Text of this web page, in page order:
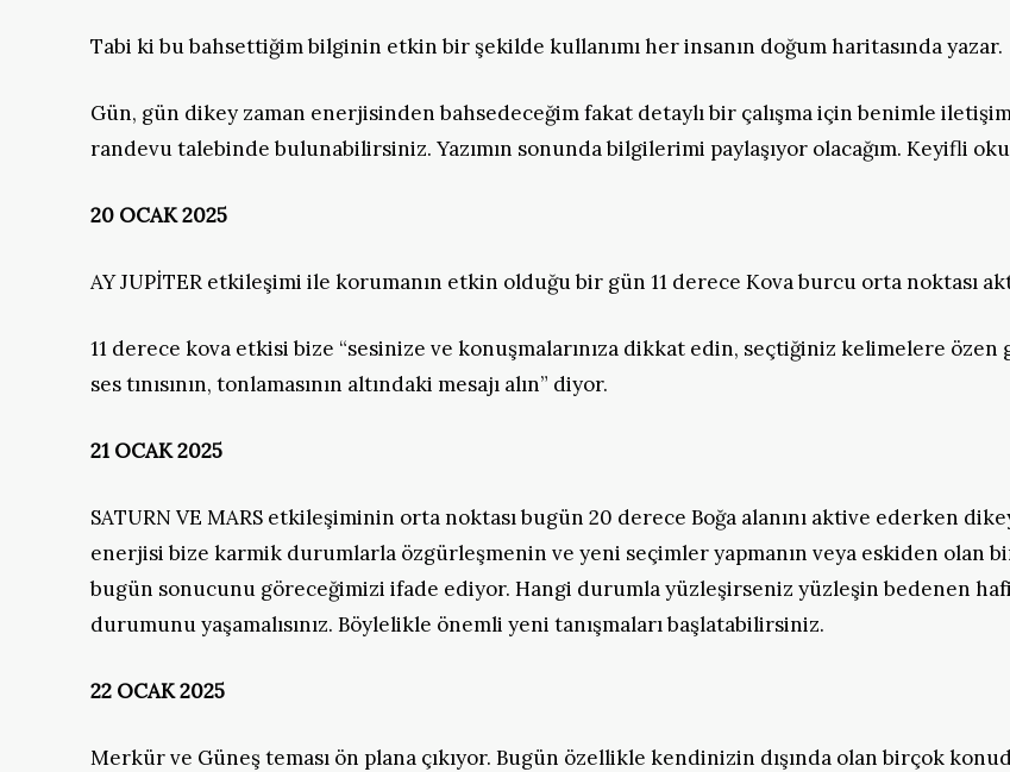
Tabi ki bu bahsettiğim bilginin etkin bir şekilde kullanımı her insanın doğum haritasında yazar.
Gün, gün dikey zaman enerjisinden bahsedeceğim fakat detaylı bir çalışma için benimle
randevu talebinde bulunabilirsiniz. Yazımın sonunda bilgilerimi paylaşıyor olacağım. Keyifli
20 OCAK 2025
AY JUPİTER etkileşimi ile korumanın etkin olduğu bir gün 11 derece Kova burcu orta noktası
11 derece kova etkisi bize “sesinize ve konuşmalarınıza dikkat edin, seçtiğiniz kelimelere özen
ses tınısının, tonlamasının altındaki mesajı alın” diyor.
21 OCAK 2025
SATURN VE MARS etkileşiminin orta noktası bugün 20 derece Boğa alanını aktive ederken
enerjisi bize karmik durumlarla özgürleşmenin ve yeni seçimler yapmanın veya eskiden olan
bugün sonucunu göreceğimizi ifade ediyor. Hangi durumla yüzleşirseniz yüzleşin bedenen
durumunu yaşamalısınız. Böylelikle önemli yeni tanışmaları başlatabilirsiniz.
22 OCAK 2025
Merkür ve Güneş teması ön plana çıkıyor. Bugün özellikle kendinizin dışında olan birçok